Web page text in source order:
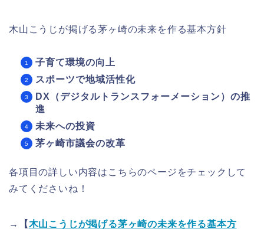
木山こうじが掲げる茅ヶ崎の未来を作る基本方針
子育て環境の向上
スポーツで地域活性化
DX（デジタルトランスフォーメーション）の推
進
未来への投資
茅ヶ崎市議会の改革
各項目の詳しい内容はこちらのページをチェックして
みてくださいね！
→【木山こうじが掲げる茅ヶ崎の未来を作る基本方